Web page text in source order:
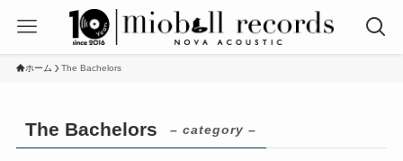
ホーム The Bachelors
The Bachelors – category –